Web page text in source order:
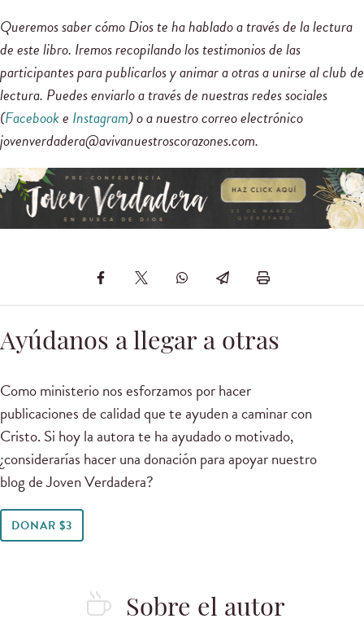
Queremos saber cómo Dios te ha hablado a través de la lectura
de este libro. Iremos recopilando los testimonios de las
participantes para publicarlos y animar a otras a unirse al club de
lectura. Puedes enviarlo a través de nuestras redes sociales
(Facebooke Instagram) o a nuestro correo electrónico
jovenverdadera@avivanuestroscorazones.com.
Ayúdanos a llegar a otras
Como ministerio nos esforzamos por hacer
publicaciones de calidad que te ayuden a caminar con
Cristo. Si hoy la autora te ha ayudado o motivado,
¿considerarías hacer una donación para apoyar nuestro
blog de Joven Verdadera?
DONAR $3
Sobre el autor